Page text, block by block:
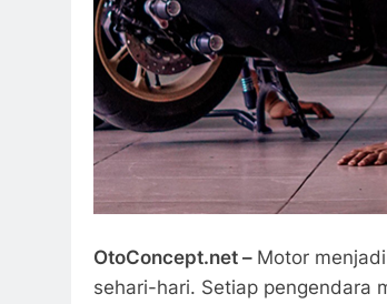
OtoConcept.net – Motor
sehari-hari. Setiap pengendara